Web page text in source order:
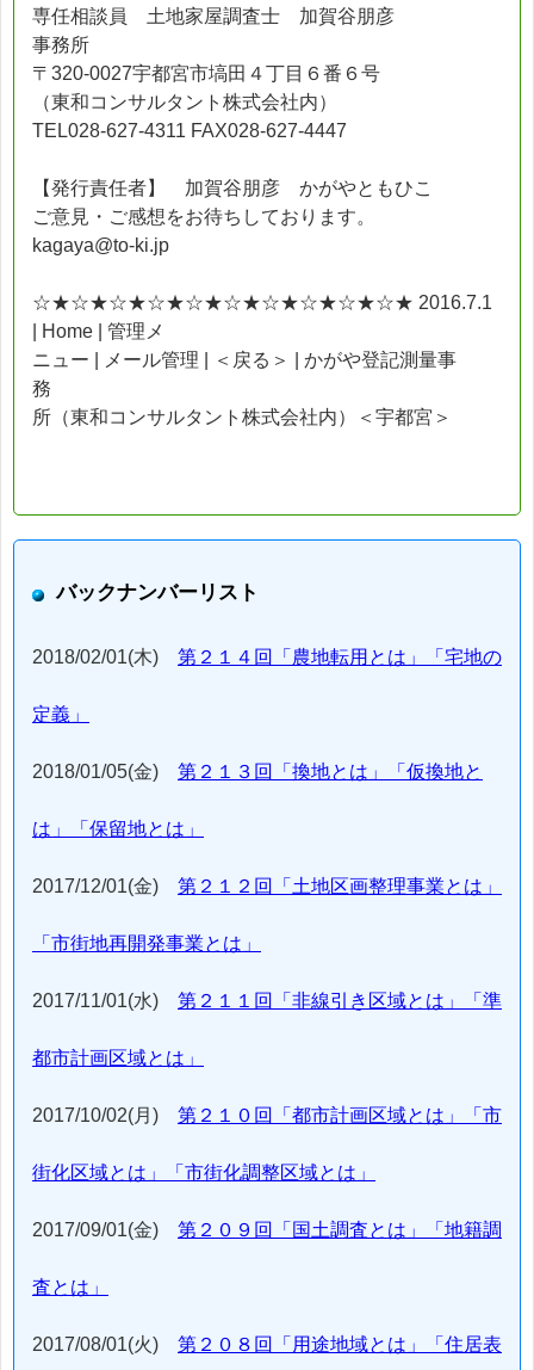
専任相談員 土地家屋調査士 加賀谷朋彦
事務所
〒320-0027宇都宮市塙田４丁目６番６号
（東和コンサルタント株式会社内）
TEL028-627-4311 FAX028-627-4447
【発行責任者】 加賀谷朋彦 かがやともひこ
ご意見・ご感想をお待ちしております。
kagaya@to-ki.jp
☆★☆★☆★☆★☆★☆★☆★☆★☆★☆★ 2016.7.1
| Home | 管理メ
ニュー | メール管理 | ＜戻る＞ | かがや登記測量事
務
所（東和コンサルタント株式会社内）＜宇都宮＞
バックナンバーリスト
2018/02/01(木) 第２１４回「農地転用とは」「宅地の
定義」
2018/01/05(金) 第２１３回「換地とは」「仮換地と
は」「保留地とは」
2017/12/01(金) 第２１２回「土地区画整理事業とは」
「市街地再開発事業とは」
2017/11/01(水) 第２１１回「非線引き区域とは」「準
都市計画区域とは」
2017/10/02(月) 第２１０回「都市計画区域とは」「市
街化区域とは」「市街化調整区域とは」
2017/09/01(金) 第２０９回「国土調査とは」「地籍調
査とは」
2017/08/01(火) 第２０８回「用途地域とは」「住居表